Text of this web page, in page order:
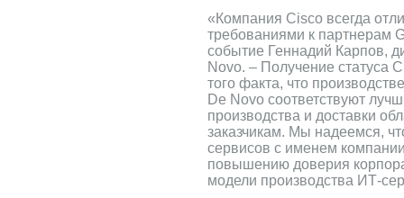
«Компания Cisco всегда
требованиями к партнерам
событие Геннадий Карпов,
Novo. – Получение статуса
того факта, что
De Novo соответствуют
производства и доставки
заказчикам. Мы надеемся,
сервисов с именем
повышению доверия
модели производства ИТ-